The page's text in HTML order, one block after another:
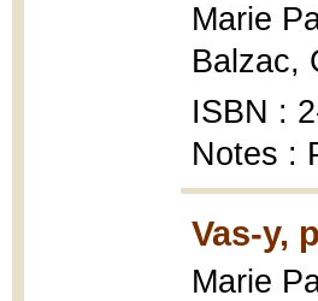
Marie
Balzac,
ISBN :
Notes :
Vas-y,
Marie